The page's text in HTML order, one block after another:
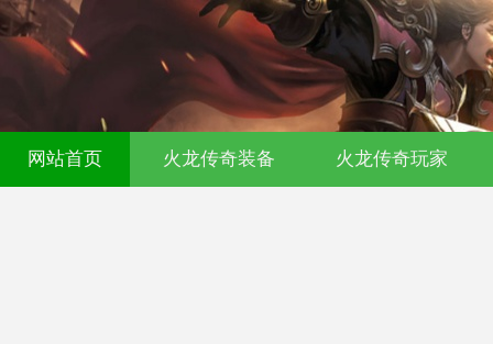
00ok传奇发布网-今日新开传奇私服-
网站首页 火龙传奇装备 火龙传奇玩家